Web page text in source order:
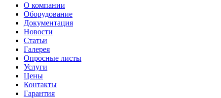
О компании
Оборудование
Документация
Новости
Статьи
Галерея
Опросные листы
Услуги
Цены
Контакты
Гарантия